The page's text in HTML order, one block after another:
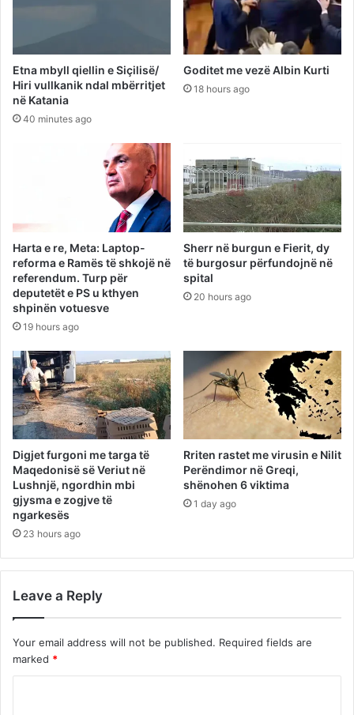
Etna mbyll qiellin e Siçilisë/
Hiri vullkanik ndal mbërritjet
në Katania
40 minutes ago
Goditet me vezë Albin Kurti
18 hours ago
Harta e re, Meta: Laptop-
reforma e Ramës të shkojë në
referendum. Turp për
deputetët e PS u kthyen
shpinën votuesve
19 hours ago
Sherr në burgun e Fierit, dy
të burgosur përfundojnë në
spital
20 hours ago
Digjet furgoni me targa të
Maqedonisë së Veriut në
Lushnjë, ngordhin mbi
gjysma e zogjve të
ngarkesës
23 hours ago
Rriten rastet me virusin e Nilit
Perëndimor në Greqi,
shënohen 6 viktima
1 day ago
Leave a Reply
Your email address will not be published. Required fields are
marked *